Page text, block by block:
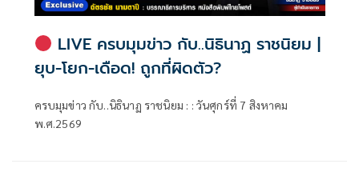
LIVE ครบมุมข่าว กับ..นิธินาฏ ราชนิยม |
ยุบ-โยก-เดือด! ถูกที่ผิดตัว?
ครบมุมข่าว กับ..นิธินาฏ ราชนิยม : : วันศุกร์ที่ 7 สิงหาคม
พ.ศ.2569